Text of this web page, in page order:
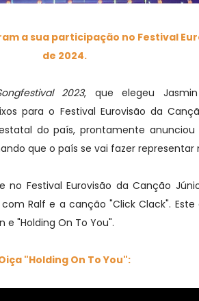
a sua participação no Festival
de 2024.
2023, que elegeu
para o Festival Eurovisão da
estatal do país, prontamente
que o país se vai fazer representar
no Festival Eurovisão da Canção
Ralf e a canção "Click Clack". Este
e "Holding On To You".
"Holding On To You":